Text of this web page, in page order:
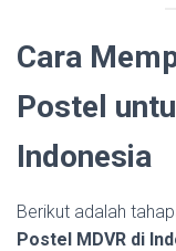
Cara
Postel
Indonesia
Berikut adalah
Postel MDVR di